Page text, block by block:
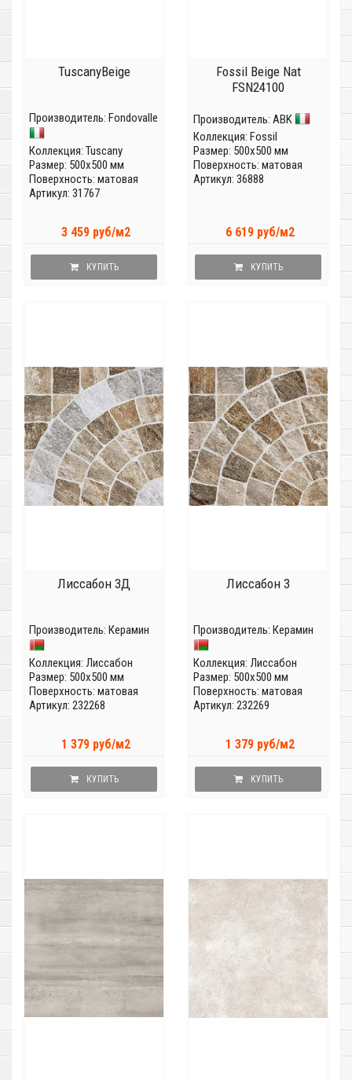
TuscanyBeige
Производитель: Fondovalle
Коллекция: Tuscany
Размер: 500x500 мм
Поверхность: матовая
Артикул: 31767
3 459 руб/м2
КУПИТЬ
Fossil Beige Nat
FSN24100
Производитель: ABK
Коллекция: Fossil
Размер: 500x500 мм
Поверхность: матовая
Артикул: 36888
6 619 руб/м2
КУПИТЬ
Лиссабон 3Д
Производитель: Керамин
Коллекция: Лиссабон
Размер: 500x500 мм
Поверхность: матовая
Артикул: 232268
1 379 руб/м2
КУПИТЬ
Лиссабон 3
Производитель: Керамин
Коллекция: Лиссабон
Размер: 500x500 мм
Поверхность: матовая
Артикул: 232269
1 379 руб/м2
КУПИТЬ